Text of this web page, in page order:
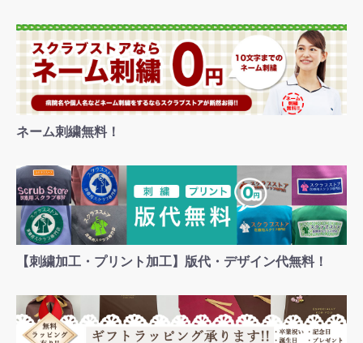
ネーム刺繍無料！
【刺繍加工・プリント加工】版代・デザイン代無料！